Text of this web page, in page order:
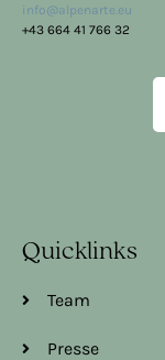
info@alpenarte.eu
+43 664 41 766 32
Quicklinks
Team
Presse